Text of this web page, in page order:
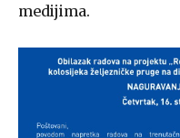
medijima.